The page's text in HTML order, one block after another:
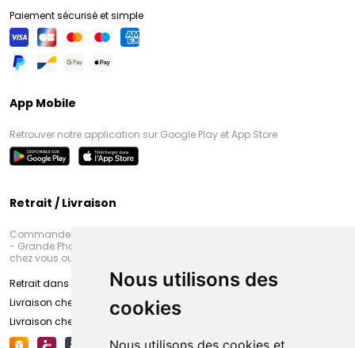
Nous utilisons des
cookies
Nous utilisons des cookies et
Paiement sécurisé et simple
App Mobile
Retrouver notre application sur Google Play et App Store
Retrait / Livraison
Commandez en ligne et venez chercher votre commande à Amiens
- Grande Pharmacie d’Amiens (Fachon) ou recevez-là rapidement
chez vous ou en point retrait
Retrait dans la pharmacie d’Amiens
Livraison chez vous
Livraison chez votre commerçant